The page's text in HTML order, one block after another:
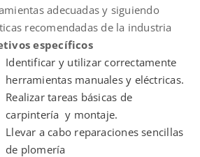
adecuadas y siguiendo
recomendadas de la industria
específicos
Identificar y utilizar correctamente
herramientas manuales y eléctricas.
Realizar tareas básicas de
carpintería y montaje.
Llevar a cabo reparaciones sencillas
de plomería